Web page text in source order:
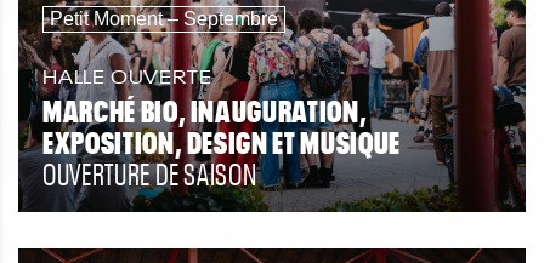
Petit Moment – Septembre
HALLE OUVERTE
MARCHÉ BIO, INAUGURATION,
EXPOSITION, DESIGN ET MUSIQUE
OUVERTURE DE SAISON